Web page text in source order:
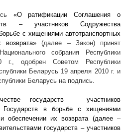
«О ратификации Соглашения о
– участников Содружества
с хищениями автотранспортных
возврата»(далее – Закон) принят
собрания Республики
г., одобрен Советом Республики
Беларусь 19 апреля 2010 г. и
Беларусь на подпись.
государств – участников
Государств в борьбе с хищениями
обеспечении их возврата (далее –
государств – участников